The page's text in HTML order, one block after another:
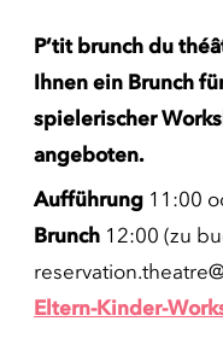
P’tit brunch du
Ihnen ein Brunch
spielerischer
angeboten.
Aufführung 11:00
Brunch 12:00 (zu
Eltern-Kinder-